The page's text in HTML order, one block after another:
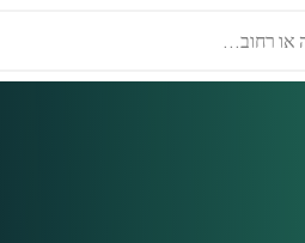
או רחוב...